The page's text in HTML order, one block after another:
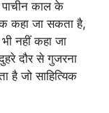
काल के
कहा जा सकता है,
नहीं कहा जा
दौर से गुजरना
है जो साहित्यिक